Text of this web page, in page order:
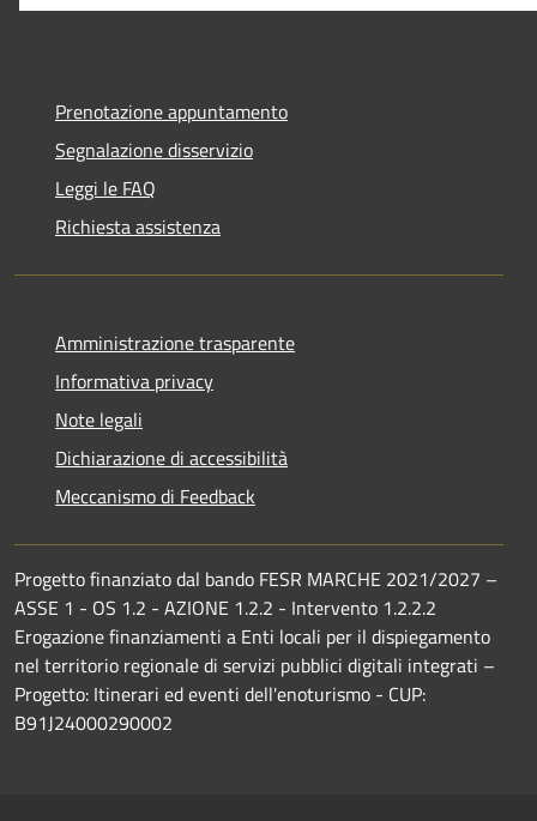
Prenotazione appuntamento
Segnalazione disservizio
Leggi le FAQ
Richiesta assistenza
Amministrazione trasparente
Informativa privacy
Note legali
Dichiarazione di accessibilità
Meccanismo di Feedback
Progetto finanziato dal bando FESR MARCHE 2021/2027 –
ASSE 1 - OS 1.2 - AZIONE 1.2.2 - Intervento 1.2.2.2
Erogazione finanziamenti a Enti locali per il dispiegamento
nel territorio regionale di servizi pubblici digitali integrati –
Progetto: Itinerari ed eventi dell'enoturismo - CUP:
B91J24000290002